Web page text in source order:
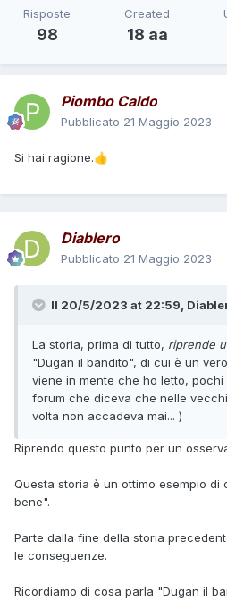
Risposte
98
Created
18 aa
Piombo Caldo
Pubblicato 21 Maggio 2023
Si hai ragione.👍
Diablero
Pubblicato 21 Maggio 2023
Il 20/5/2023 at 22:59,
La storia, prima di tutto, riprende
"Dugan il bandito", di cui è un
viene in mente che ho letto,
forum che diceva che nelle
volta non accadeva mai... )
Riprendo questo punto per un
Questa storia è un ottimo esempio
bene".
Parte dalla fine della storia
le conseguenze.
Ricordiamo di cosa parla "Dugan il